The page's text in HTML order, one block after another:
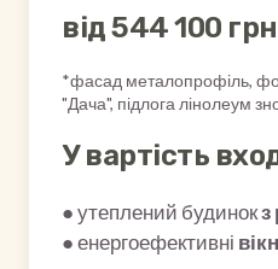
від 544 100
*фасад металопрофіль,
"Дача", підлога лінолеум
У вартість
● утеплений будинокз
● енергоефективні